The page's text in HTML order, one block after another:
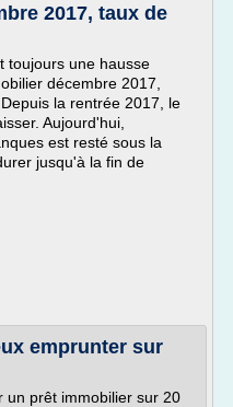
2017, taux de
toujours une hausse
décembre 2017,
la rentrée 2017, le
Aujourd'hui,
est resté sous la
jusqu'à la fin de
emprunter sur
un prêt immobilier sur 20